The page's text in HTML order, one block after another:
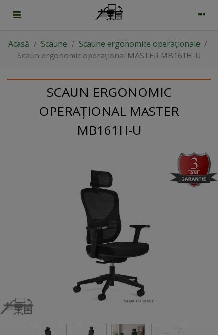
Acasă / Scaune / Scaune ergonomice operaționale /
Scaun ergonomic operațional MASTER MB161H-U
SCAUN ERGONOMIC
OPERAȚIONAL MASTER
MB161H-U